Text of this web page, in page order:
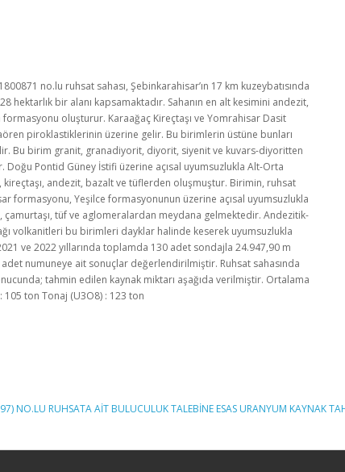
no.lu ruhsat sahası, Şebinkarahisar’ın 17 km kuzeybatısında
bir alanı kapsamaktadır. Sahanın en alt kesimini andezit,
oluşturur. Karaağaç Kireçtaşı ve Yomrahisar Dasit
piroklastiklerinin üzerine gelir. Bu birimlerin üstüne bunları
Bu birim granit, granadiyorit, diyorit, siyenit ve kuvars-diyoritten
Pontid Güney İstifi üzerine açısal uyumsuzlukla Alt-Orta
kireçtaşı, andezit, bazalt ve tüflerden oluşmuştur. Birimin, ruhsat
formasyonu, Yeşilce formasyonunun üzerine açısal uyumsuzlukla
çamurtaşı, tüf ve aglomeralardan meydana gelmektedir. Andezitik-
volkanitleri bu birimleri dayklar halinde keserek uyumsuzlukla
ve 2022 yıllarında toplamda 130 adet sondajla 24.947,90 m
numuneye ait sonuçlar değerlendirilmiştir. Ruhsat sahasında
tahmin edilen kaynak miktarı aşağıda verilmiştir. Ortalama
ton Tonaj (U3O8) : 123 ton
NO.LU RUHSATA AİT BULUCULUK TALEBİNE ESAS URANYUM KAYNAK